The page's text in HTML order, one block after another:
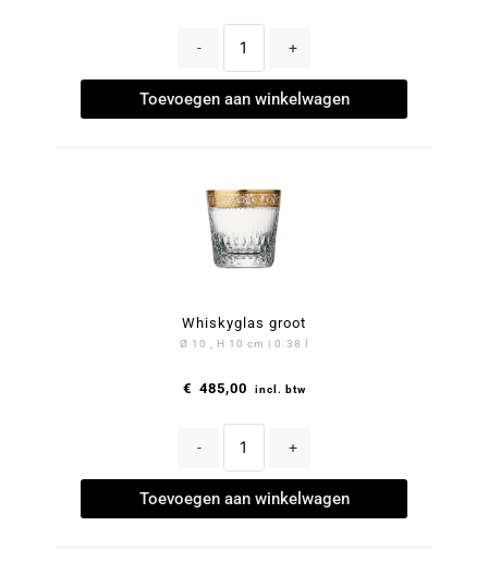
- +
Toevoegen aan winkelwagen
Whiskyglas groot
Ø 10 , H 10 cm | 0.38 l
€ 485,00 incl. btw
- +
Toevoegen aan winkelwagen